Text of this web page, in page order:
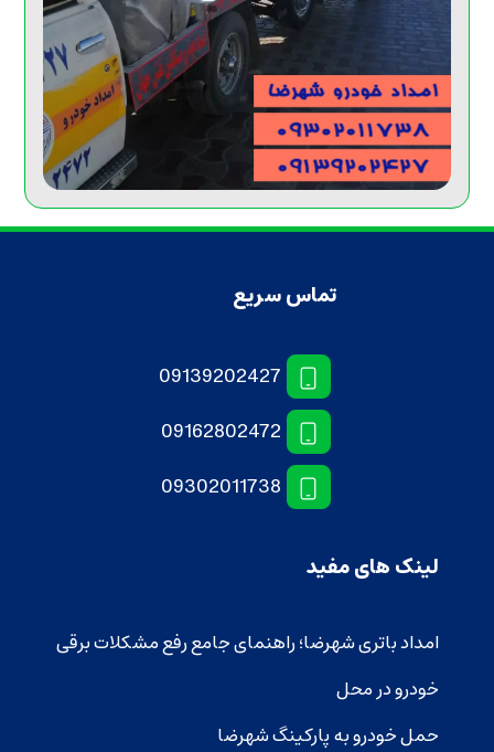
تماس سریع
09139202427
09162802472
09302011738
لینک های مفید
امداد باتری شهرضا؛ راهنمای جامع رفع مشکلات برقی
خودرو در محل
حمل خودرو به پارکینگ شهرضا